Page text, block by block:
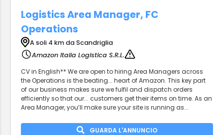
Logistics Area Manager, FC
Operations
A soli 4 km da Scandriglia
Amazon Italia Logistica S.R.L.
CV in English** We are open to hiring Area Managers across
the Operations is the beating... heart of Amazon. This key part
of our business makes sure we fulfil and dispatch orders
efficiently so that our... customers get their items on time. As an
Area Manager, you’ll make sure your site is running as...
GUARDA L'ANNUNCIO